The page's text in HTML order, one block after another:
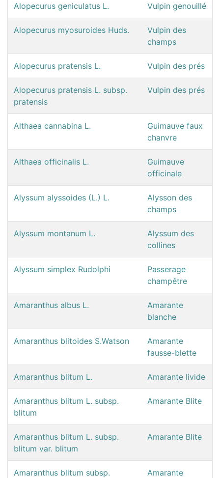
Alopecurus geniculatus L. Vulpin genouillé
Alopecurus myosuroides Huds.
Vulpin des
champs
Alopecurus pratensis L. Vulpin des prés
Alopecurus pratensis L. subsp.
pratensis
Vulpin des prés
Althaea cannabina L.
Guimauve faux
chanvre
Althaea officinalis L.
Guimauve
officinale
Alyssum alyssoides (L.) L.
Alysson des
champs
Alyssum montanum L.
Alyssum des
collines
Alyssum simplex Rudolphi
Passerage
champêtre
Amaranthus albus L.
Amarante
blanche
Amaranthus blitoides S.Watson
Amarante
fausse-blette
Amaranthus blitum L. Amarante livide
Amaranthus blitum L. subsp.
blitum
Amarante Blite
Amaranthus blitum L. subsp.
blitum var. blitum
Amarante Blite
Amaranthus blitum subsp.
Amarante